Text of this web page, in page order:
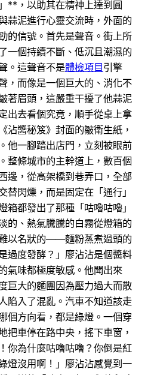
**，以助其在精神上達到圓
蒜泥進行心靈交流時，外面的
的信號。首先是聲音。街上所
一個持續不斷、低沉且潮濕的
。這聲音不是體檢項目 引擎
，而像是一個巨大的、消化不
著眉頭，這嚴重干擾了他蒜泥
出去看個究竟，順手從桌上拿
沾醬秘笈》封面的皺衛生紙，
他一腳踏出店門，立刻被眼前
整條城市的主幹道上，數百個
邊，從高架橋到巷弄口，全部
替閃爍，而是固定在「通行」
箱都發出了那種「咕嚕咕嚕」
的、熱氣騰騰的白霧從燈箱的
以名狀的——麵粉蒸煮過頭的
過度發酵？」廖沾沾是個醬料
氣味都極度敏感。他聞出來
巨大的麵團因為壓力過大而散
陷入了混亂。汽車不知道該走
個方向看，都是綠燈。一個穿
把車停在路中央，搖下車窗，
你為什麼咕嚕咕嚕？你倒是紅
燈沒用啊！」廖沾沾感覺到一